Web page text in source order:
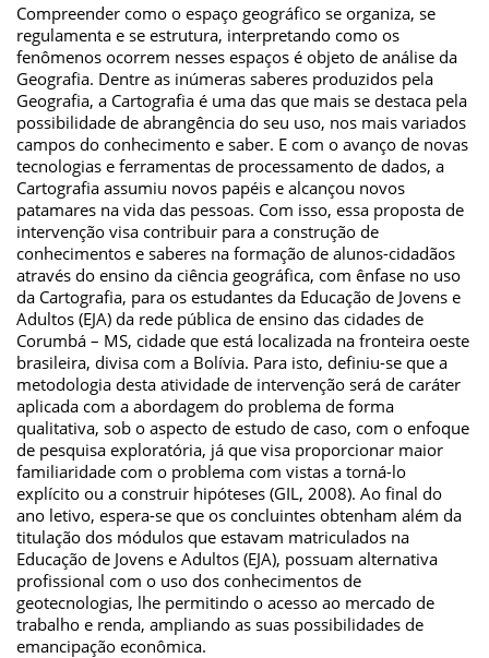
Compreender como o espaço geográfico se organiza, se
regulamenta e se estrutura, interpretando como os
fenômenos ocorrem nesses espaços é objeto de análise da
Geografia. Dentre as inúmeras saberes produzidos pela
Geografia, a Cartografia é uma das que mais se destaca pela
possibilidade de abrangência do seu uso, nos mais variados
campos do conhecimento e saber. E com o avanço de novas
tecnologias e ferramentas de processamento de dados, a
Cartografia assumiu novos papéis e alcançou novos
patamares na vida das pessoas. Com isso, essa proposta de
intervenção visa contribuir para a construção de
conhecimentos e saberes na formação de alunos-cidadãos
através do ensino da ciência geográfica, com ênfase no uso
da Cartografia, para os estudantes da Educação de Jovens e
Adultos (EJA) da rede pública de ensino das cidades de
Corumbá – MS, cidade que está localizada na fronteira oeste
brasileira, divisa com a Bolívia. Para isto, definiu-se que a
metodologia desta atividade de intervenção será de caráter
aplicada com a abordagem do problema de forma
qualitativa, sob o aspecto de estudo de caso, com o enfoque
de pesquisa exploratória, já que visa proporcionar maior
familiaridade com o problema com vistas a torná-lo
explícito ou a construir hipóteses (GIL, 2008). Ao final do
ano letivo, espera-se que os concluintes obtenham além da
titulação dos módulos que estavam matriculados na
Educação de Jovens e Adultos (EJA), possuam alternativa
profissional com o uso dos conhecimentos de
geotecnologias, lhe permitindo o acesso ao mercado de
trabalho e renda, ampliando as suas possibilidades de
emancipação econômica.